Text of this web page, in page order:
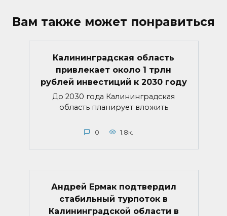
Вам также может понравиться
Калининградская область
привлекает около 1 трлн
рублей инвестиций к 2030 году
До 2030 года Калининградская
область планирует вложить
0 1.8к.
Андрей Ермак подтвердил
стабильный турпоток в
Калининградской области в